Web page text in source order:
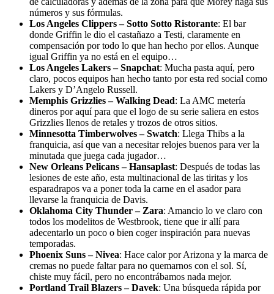
números y sus fórmulas.
Los Angeles Clippers – Sotto Sotto Ristorante: El bar
donde Griffin le dio el castañazo a Testi, claramente en
compensación por todo lo que han hecho por ellos. Aunque
igual Griffin ya no está en el equipo…
Los Angeles Lakers – Snapchat: Mucha pasta aquí, pero
claro, pocos equipos han hecho tanto por esta red social como
Lakers y D’Angelo Russell.
Memphis Grizzlies – Walking Dead: La AMC metería
dineros por aquí para que el logo de su serie saliera en estos
Grizzlies llenos de retales y trozos de otros sitios.
Minnesotta Timberwolves – Swatch: Llega Thibs a la
franquicia, así que van a necesitar relojes buenos para ver la
minutada que juega cada jugador…
New Orleans Pelicans – Hansaplast: Después de todas las
lesiones de este año, esta multinacional de las tiritas y los
esparadrapos va a poner toda la carne en el asador para
llevarse la franquicia de Davis.
Oklahoma City Thunder – Zara: Amancio lo ve claro con
todos los modelitos de Westbrook, tiene que ir allí para
adecentarlo un poco o bien coger inspiración para nuevas
temporadas.
Phoenix Suns – Nivea: Hace calor por Arizona y la marca de
cremas no puede faltar para no quemarnos con el sol. Sí,
chiste muy fácil, pero no encontrábamos nada mejor.
Portland Trail Blazers – Davek: Una búsqueda rápida por